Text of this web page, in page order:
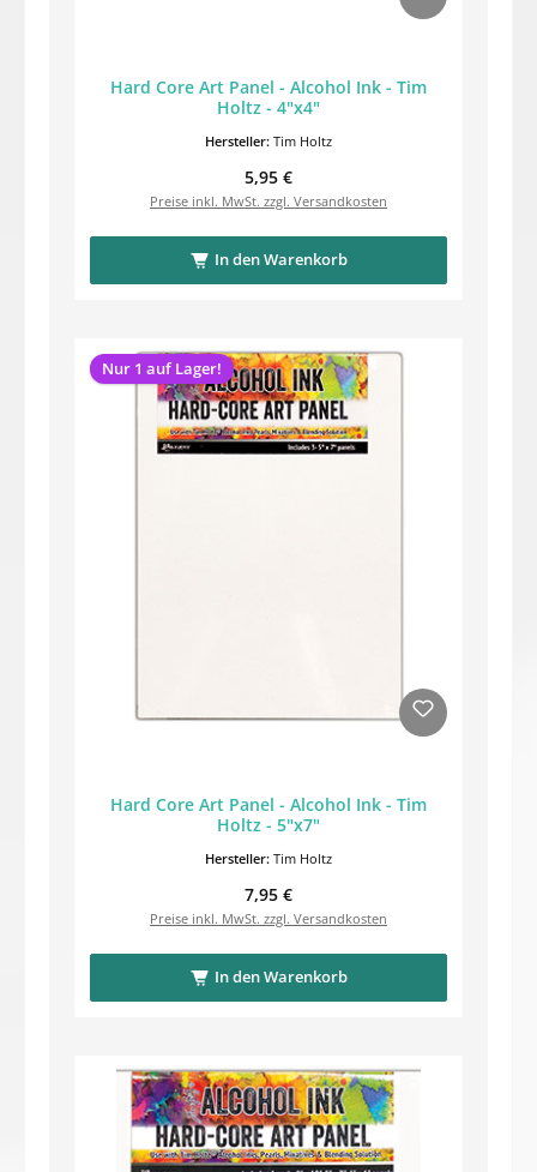
Hard Core Art Panel - Alcohol Ink - Tim
Holtz - 4"x4"
Hersteller: Tim Holtz
Regulärer Preis:
5,95 €
Preise inkl. MwSt. zzgl. Versandkosten
In den Warenkorb
Nur 1 auf Lager!
Hard Core Art Panel - Alcohol Ink - Tim
Holtz - 5"x7"
Hersteller: Tim Holtz
Regulärer Preis:
7,95 €
Preise inkl. MwSt. zzgl. Versandkosten
In den Warenkorb